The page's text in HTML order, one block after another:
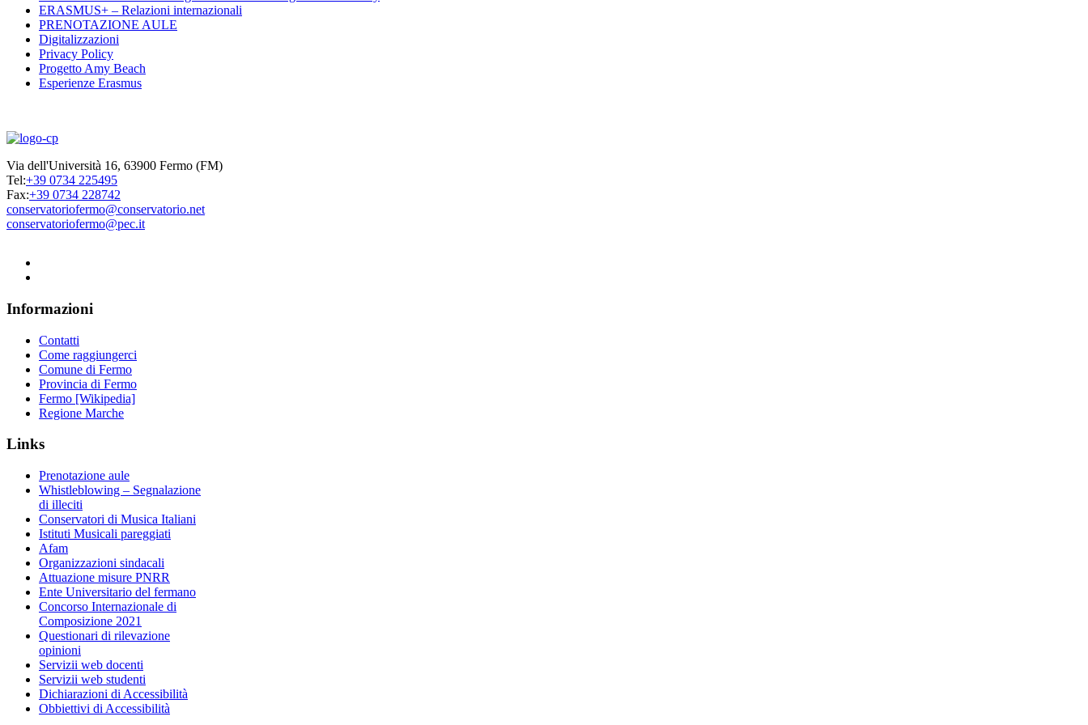
ERASMUS+ – Relazioni internazionali
PRENOTAZIONE AULE
Digitalizzazioni
Privacy Policy
Progetto Amy Beach
Esperienze Erasmus
Via dell'Università 16, 63900 Fermo (FM)
Tel:+39 0734 225495
Fax:+39 0734 228742
conservatoriofermo@conservatorio.net
conservatoriofermo@pec.it
Informazioni
Contatti
Come raggiungerci
Comune di Fermo
Provincia di Fermo
Fermo [Wikipedia]
Regione Marche
Links
Prenotazione aule
Whistleblowing – Segnalazione
di illeciti
Conservatori di Musica Italiani
Istituti Musicali pareggiati
Afam
Organizzazioni sindacali
Attuazione misure PNRR
Ente Universitario del fermano
Concorso Internazionale di
Composizione 2021
Questionari di rilevazione
opinioni
Servizii web docenti
Servizii web studenti
Dichiarazioni di Accessibilità
Obbiettivi di Accessibilità